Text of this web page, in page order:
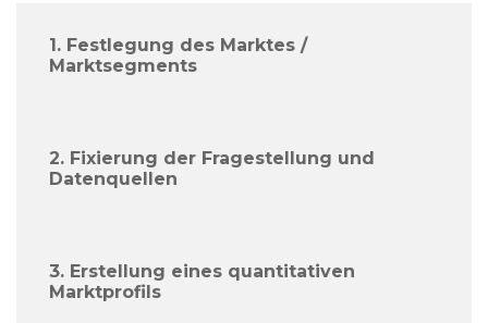
1. Festlegung des Marktes /
Marktsegments
2. Fixierung der Fragestellung und
Datenquellen
3. Erstellung eines quantitativen
Marktprofils